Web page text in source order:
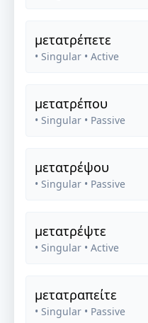
μετατρέπετε
• Singular • Active
μετατρέπου
• Singular • Passive
μετατρέψου
• Singular • Passive
μετατρέψτε
• Singular • Active
μετατραπείτε
• Singular • Passive